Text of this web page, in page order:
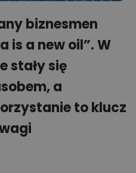
biznesmen
is a new oil”. W
stały się
a
to klucz